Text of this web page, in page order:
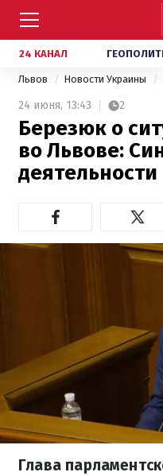
24 КАНАЛ
Львов Новости Украины
24 июня, 13:43 2
Березюк о
во Львове:
деятельности
Глава